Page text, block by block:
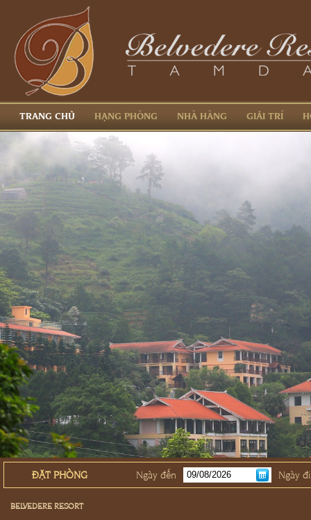
TRANG CHỦ HẠNG PHÒNG NHÀ HÀNG GIẢI TRÍ
ĐẶT PHÒNG Ngày đến Ngày đi
BELVEDERE RESORT